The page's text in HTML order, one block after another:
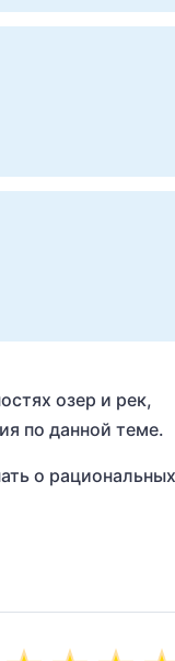
озер и рек,
по данной теме.
о рациональных